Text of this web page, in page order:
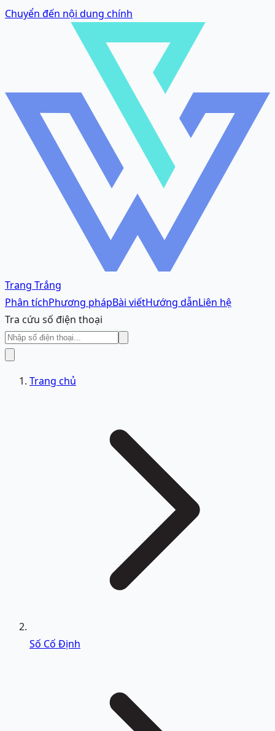
Chuyển đến nội dung chính
Trang Trắng
Phân tíchPhương phápBài viếtHướng dẫnLiên hệ
Tra cứu số điện thoại
Trang chủ
Số Cố Định